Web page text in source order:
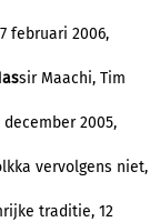
februari 2006,
sir Maachi, Tim
december 2005,
vervolgens niet,
traditie, 12